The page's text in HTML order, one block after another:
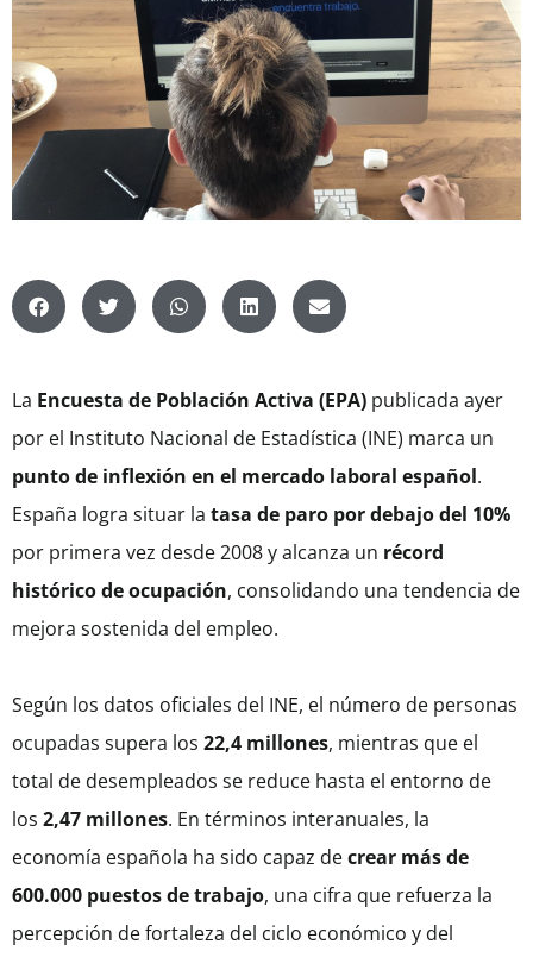
La Encuesta de Población Activa (EPA) publicada ayer
por el Instituto Nacional de Estadística (INE) marca un
punto de inflexión en el mercado laboral español.
España logra situar la tasa de paro por debajo del 10%
por primera vez desde 2008 y alcanza un récord
histórico de ocupación, consolidando una tendencia de
mejora sostenida del empleo.
Según los datos oficiales del INE, el número de personas
ocupadas supera los 22,4 millones, mientras que el
total de desempleados se reduce hasta el entorno de
los 2,47 millones. En términos interanuales, la
economía española ha sido capaz decrear más de
600.000 puestos de trabajo, una cifra que refuerza la
percepción de fortaleza del ciclo económico y del